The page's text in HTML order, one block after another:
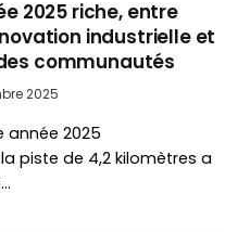
2025 riche, entre
industrielle et
communautés
2025
année 2025
piste de 4,2 kilomètres a